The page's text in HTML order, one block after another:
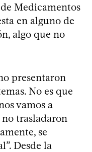
Medicamentos
en alguno de
algo que no
presentaron
No es que
vamos a
trasladaron
se
Desde la